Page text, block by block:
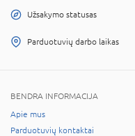
Užsakymo statusas
Parduotuvių darbo laikas
BENDRA INFORMACIJA
Apie mus
Parduotuvių kontaktai